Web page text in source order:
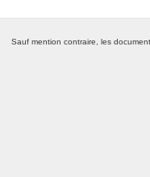
Sauf mention contraire, les